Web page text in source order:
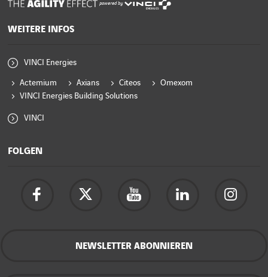
powered by
WEITERE INFOS
VINCI Energies
Actemium Axians Citeos
Omexom
VINCI Energies Building Solutions
VINCI
FOLGEN
NEWSLETTER ABONNIEREN